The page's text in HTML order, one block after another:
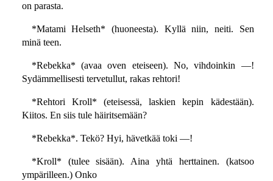
on parasta.
*Matami Helseth* (huoneesta). Kyllä niin, neiti. Sen
minä teen.
*Rebekka* (avaa oven eteiseen). No, vihdoinkin —!
Sydämmellisesti tervetullut, rakas rehtori!
*Rehtori Kroll* (eteisessä, laskien kepin kädestään).
Kiitos. En siis tule häiritsemään?
*Rebekka*. Tekö? Hyi, hävetkää toki —!
*Kroll* (tulee sisään). Aina yhtä herttainen. (katsoo
ympärilleen.) Onko